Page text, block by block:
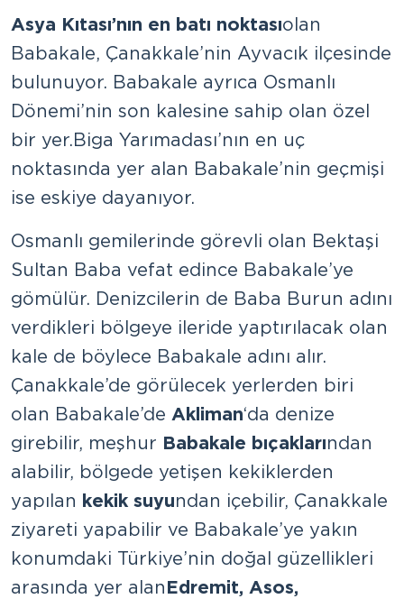
Asya Kıtası’nın en batı noktasıolan
Babakale, Çanakkale’nin Ayvacık ilçesinde
bulunuyor. Babakale ayrıca Osmanlı
Dönemi’nin son kalesine sahip olan özel
bir yer. Biga Yarımadası’nın en uç
noktasında yer alan Babakale’nin geçmişi
ise eskiye dayanıyor.
Osmanlı gemilerinde görevli olan Bektaşi
Sultan Baba vefat edince Babakale’ye
gömülür. Denizcilerin de Baba Burun adını
verdikleri bölgeye ileride yaptırılacak olan
kale de böylece Babakale adını alır.
Çanakkale’de görülecek yerlerden biri
olan Babakale’de Akliman‘da denize
girebilir, meşhur Babakale bıçaklarından
alabilir, bölgede yetişen kekiklerden
yapılan kekik suyundan içebilir, Çanakkale
ziyareti yapabilir ve Babakale’ye yakın
konumdaki Türkiye’nin doğal güzellikleri
arasında yer alanEdremit, Asos,